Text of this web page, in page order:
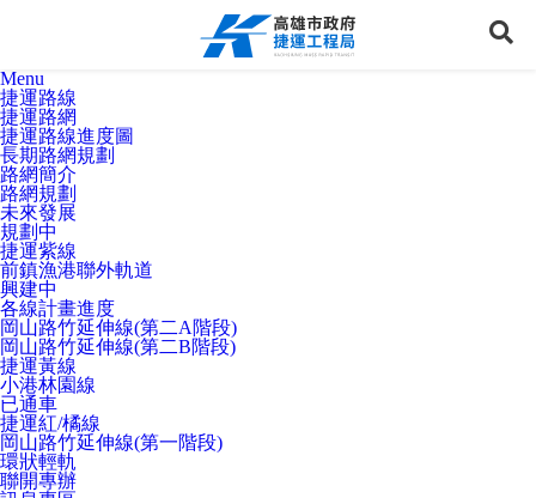
內
容
Menu
捷運路線
捷運路網
捷運路線進度圖
長期路網規劃
路網簡介
路網規劃
未來發展
規劃中
捷運紫線
前鎮漁港聯外軌道
興建中
各線計畫進度
岡山路竹延伸線(第二A階段)
岡山路竹延伸線(第二B階段)
捷運黃線
小港林園線
已通車
捷運紅/橘線
岡山路竹延伸線(第一階段)
環狀輕軌
聯開專辦